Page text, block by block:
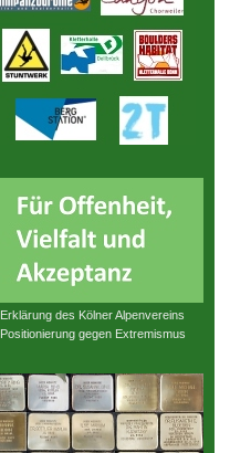
Erklärung des Kölner Alpenvereins
Positionierung gegen Extremismus